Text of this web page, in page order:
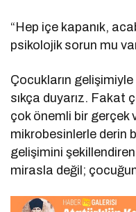
“Hep içe kapanık,
psikolojik sorun mu
Çocukların
sıkça duyarız. Fakat
çok önemli bir gerçek
mikrobesinlerle derin
gelişimini
mirasla değil;